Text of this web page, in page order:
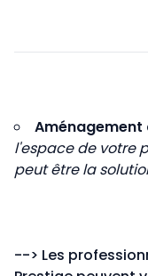
Aménagement
l'espace de votre
peut être la
--> Les